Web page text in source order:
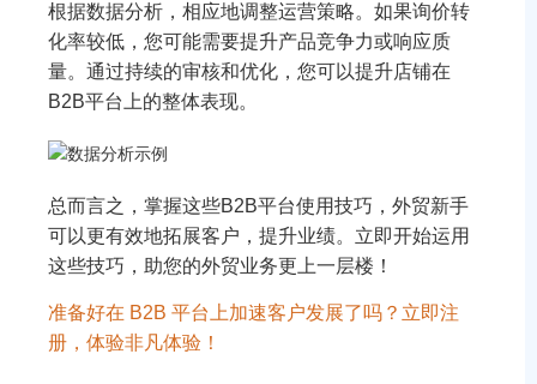
根据数据分析，相应地调整运营策略。如果询价转
化率较低，您可能需要提升产品竞争力或响应质
量。通过持续的审核和优化，您可以提升店铺在
B2B平台上的整体表现。
总而言之，掌握这些B2B平台使用技巧，外贸新手
可以更有效地拓展客户，提升业绩。立即开始运用
这些技巧，助您的外贸业务更上一层楼！
准备好在 B2B 平台上加速客户发展了吗？立即注
册，体验非凡体验！